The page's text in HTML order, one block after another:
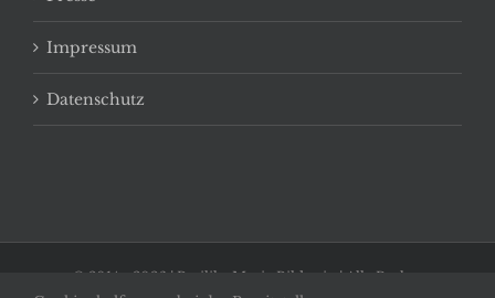
Impressum
Datenschutz
© 2014 - 2026 | Basilika Maria Bildstein | Alle Rechte